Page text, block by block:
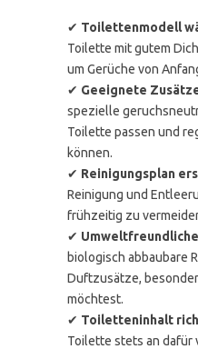
✔ Toilettenmodell
Toilette mit gutem
um Gerüche von
✔ Geeignete
spezielle
Toilette passen und
können.
✔ Reinigungsplan
Reinigung und
frühzeitig zu
✔
biologisch abbaubare
Duftzusätze,
möchtest.
✔ Toiletteninhalt
Toilette stets an dafür